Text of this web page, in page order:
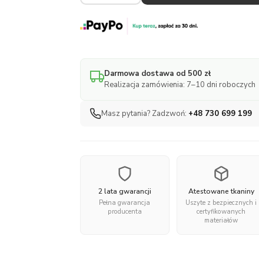
wózka
spacerowego
ilość
Darmowa dostawa od 500 zł
Realizacja zamówienia: 7–10 dni roboczych
Masz pytania? Zadzwoń: +48 730 699 199
2 lata gwarancji
Pełna gwarancja
producenta
Atestowane tkaniny
Uszyte z bezpiecznych i
certyfikowanych
materiałów